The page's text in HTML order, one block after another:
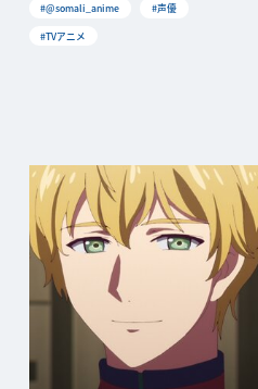
#@somali_anime
#声優
#TVアニメ